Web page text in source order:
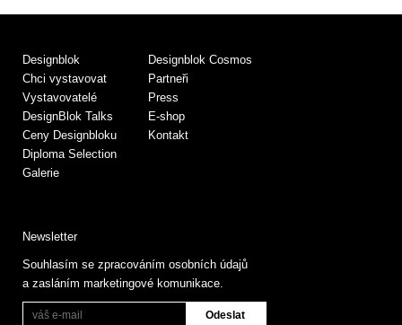
Designblok
Chci vystavovat
Vystavovatelé
DesignBlok Talks
Ceny Designbloku
Diploma Selection
Galerie
Designblok Cosmos
Partneři
Press
E-shop
Kontakt
Newsletter
Souhlasím se zpracováním osobních údajů
a zasláním marketingové komunikace.